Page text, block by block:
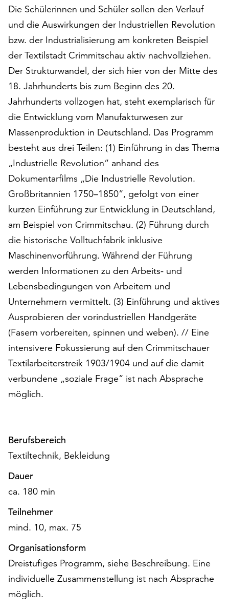
auf
„Alle
akzeptieren“,
um
alle
Cookies
zu
akzeptieren.
Sie
können
Ihr
Einverständnis
jederzeit
ändern
und
widerrufen.
Dafür
steht
Ihnen
am
Ende
der
Seite
die
„Cookie-
Einstellungen“
zur
Verfügung.
Funktionale
Cookies
werden
auch
ohne
weiterhin
ausgeführt.
Sie
die
Cookies
anpassen,
Sie
die
Einstellungen
über
die
Die Schülerinnen und Schüler sollen den Verlauf
und die Auswirkungen der Industriellen Revolution
bzw. der Industrialisierung am konkreten Beispiel
der Textilstadt Crimmitschau aktiv nachvollziehen.
Der Strukturwandel, der sich hier von der Mitte des
18. Jahrhunderts bis zum Beginn des 20.
Jahrhunderts vollzogen hat, steht exemplarisch für
die Entwicklung vom Manufakturwesen zur
Massenproduktion in Deutschland. Das Programm
besteht aus drei Teilen: (1) Einführung in das Thema
„Industrielle Revolution“ anhand des
Dokumentarfilms „Die Industrielle Revolution.
Großbritannien 1750–1850“, gefolgt von einer
kurzen Einführung zur Entwicklung in Deutschland,
am Beispiel von Crimmitschau. (2) Führung durch
die historische Volltuchfabrik inklusive
Maschinenvorführung. Während der Führung
werden Informationen zu den Arbeits- und
Lebensbedingungen von Arbeitern und
Unternehmern vermittelt. (3) Einführung und aktives
Ausprobieren der vorindustriellen Handgeräte
(Fasern vorbereiten, spinnen und weben). // Eine
intensivere Fokussierung auf den Crimmitschauer
Textilarbeiterstreik 1903/1904 und auf die damit
verbundene „soziale Frage“ ist nach Absprache
möglich.
Berufsbereich
Textiltechnik, Bekleidung
Dauer
ca. 180 min
Teilnehmer
mind. 10, max. 75
Organisationsform
Dreistufiges Programm, siehe Beschreibung. Eine
individuelle Zusammenstellung ist nach Absprache
möglich.